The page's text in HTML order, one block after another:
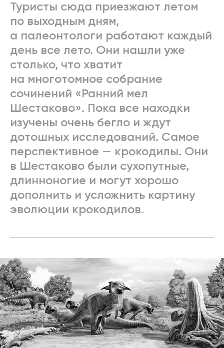
Туристы сюда приезжают летом
по выходным дням,
а палеонтологи работают каждый
день все лето. Они нашли уже
столько, что хватит
на многотомное собрание
сочинений «Ранний мел
Шестаково». Пока все находки
изучены очень бегло и ждут
дотошных исследований. Самое
перспективное — крокодилы. Они
в Шестаково были сухопутные,
длинноногие и могут хорошо
дополнить и усложнить картину
эволюции крокодилов.